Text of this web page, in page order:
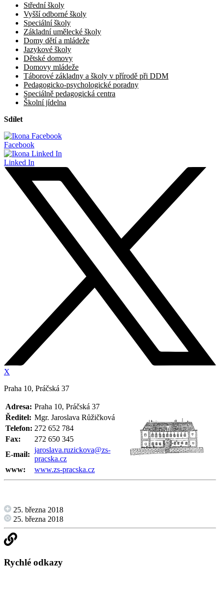
Střední školy
Vyšší odborné školy
Speciální školy
Základní umělecké školy
Domy dětí a mládeže
Jazykové školy
Dětské domovy
Domovy mládeže
Táborové základny a školy v přírodě při DDM
Pedagogicko-psychologické poradny
Speciálně pedagogická centra
Školní jídelna
Sdílet
Facebook
Linked In
X
Praha 10, Práčská 37
Adresa: Praha 10, Práčská 37
Ředitel: Mgr. Jaroslava Růžičková
Telefon: 272 652 784
Fax:
272 650 345
E-mail:
jaroslava.ruzickova@zs-
pracska.cz
www:
www.zs-pracska.cz
25. března 2018
25. března 2018
Rychlé odkazy